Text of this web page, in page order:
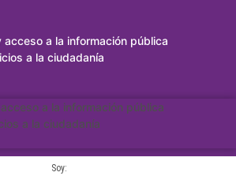
acceso a la información pública
a la ciudadanía
a la información pública
a la ciudadanía
Soy: